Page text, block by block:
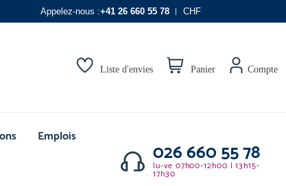
Appelez-nous :+41 26 660 55 78 CHF
Liste d'envies Panier Compte
Emplois
026 660 55 78
lu-ve 07h00-12h00 | 13h15-
17h30